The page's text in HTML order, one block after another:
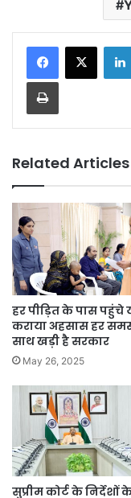
Print
Related Articles
हर पीड़ित के पास पहुंचे
कराया अहसास हर
साथ खड़ी है सरकार
May 26, 2025
सुप्रीम कोर्ट के